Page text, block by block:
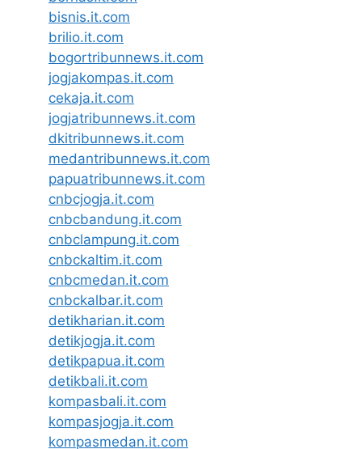
bisnis.it.com
brilio.it.com
bogortribunnews.it.com
jogjakompas.it.com
cekaja.it.com
jogjatribunnews.it.com
dkitribunnews.it.com
medantribunnews.it.com
papuatribunnews.it.com
cnbcjogja.it.com
cnbcbandung.it.com
cnbclampung.it.com
cnbckaltim.it.com
cnbcmedan.it.com
cnbckalbar.it.com
detikharian.it.com
detikjogja.it.com
detikpapua.it.com
detikbali.it.com
kompasbali.it.com
kompasjogja.it.com
kompasmedan.it.com